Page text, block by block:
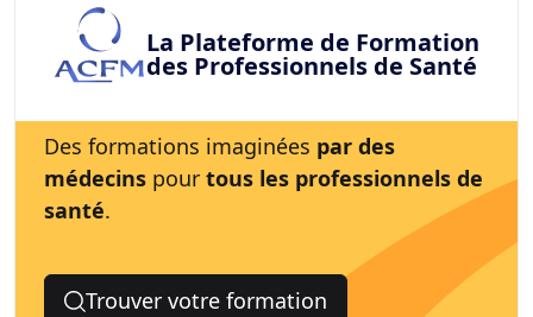
La Plateforme de Formation
des Professionnels de Santé
Des formations imaginées par des
médecins pour tous les professionnels de
santé.
Trouver votre formation